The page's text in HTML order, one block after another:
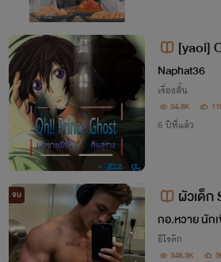
[yaoi]
ชายผีที่รัก..
ะท้องได้,nc
วคะทั้งภาค
Naphat36
เรื่องสั้น
34.8K
6 ปีที่แล้ว
จบ
ผัวเด็ก
25++
กอ.หวาย นัก
อีโรติก
348.3K